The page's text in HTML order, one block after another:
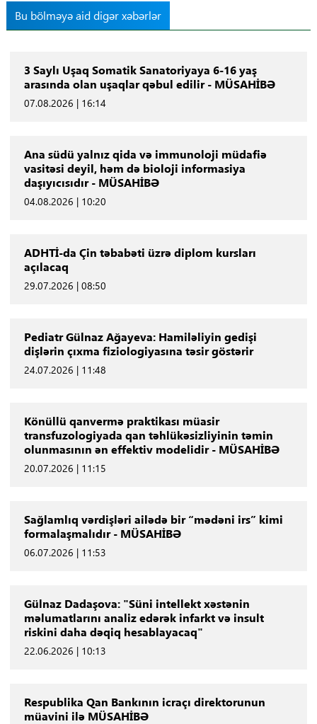
Bu bölməyə aid digər xəbərlər
3 Saylı Uşaq Somatik Sanatoriyaya 6-16 yaş
arasında olan uşaqlar qəbul edilir - MÜSAHİBƏ
07.08.2026 | 16:14
Ana südü yalnız qida və immunoloji müdafiə
vasitəsi deyil, həm də bioloji informasiya
daşıyıcısıdır - MÜSAHİBƏ
04.08.2026 | 10:20
ADHTİ-da Çin təbabəti üzrə diplom kursları
açılacaq
29.07.2026 | 08:50
Pediatr Gülnaz Ağayeva: Hamiləliyin gedişi
dişlərin çıxma fiziologiyasına təsir göstərir
24.07.2026 | 11:48
Könüllü qanvermə praktikası müasir
transfuzologiyada qan təhlükəsizliyinin təmin
olunmasının ən effektiv modelidir - MÜSAHİBƏ
20.07.2026 | 11:15
Sağlamlıq vərdişləri ailədə bir “mədəni irs” kimi
formalaşmalıdır - MÜSAHİBƏ
06.07.2026 | 11:53
Gülnaz Dadaşova: "Süni intellekt xəstənin
məlumatlarını analiz edərək infarkt və insult
riskini daha dəqiq hesablayacaq"
22.06.2026 | 10:13
Respublika Qan Bankının icraçı direktorunun
müavini ilə MÜSAHİBƏ